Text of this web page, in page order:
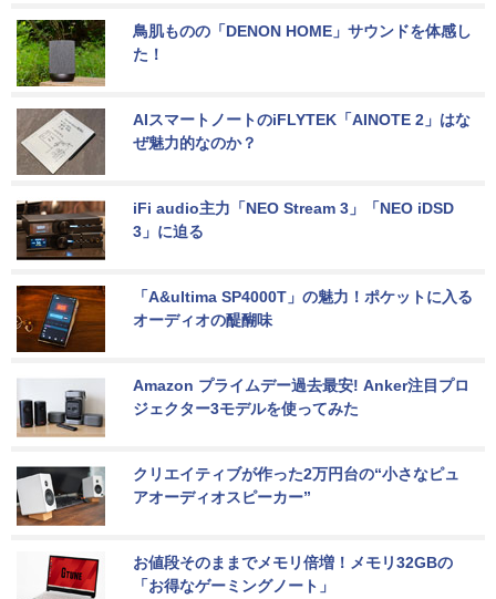
鳥肌ものの「DENON HOME」サウンドを体感し
た！
AIスマートノートのiFLYTEK「AINOTE 2」はな
ぜ魅力的なのか？
iFi audio主力「NEO Stream 3」「NEO iDSD
3」に迫る
「A&ultima SP4000T」の魅力！ポケットに入る
オーディオの醍醐味
Amazon プライムデー過去最安! Anker注目プロ
ジェクター3モデルを使ってみた
クリエイティブが作った2万円台の“小さなピュ
アオーディオスピーカー”
お値段そのままでメモリ倍増！メモリ32GBの
「お得なゲーミングノート」